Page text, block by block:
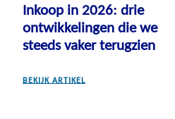
Inkoop in 2026: drie
ontwikkelingen die we
steeds vaker terugzien
BEKIJK ARTIKEL